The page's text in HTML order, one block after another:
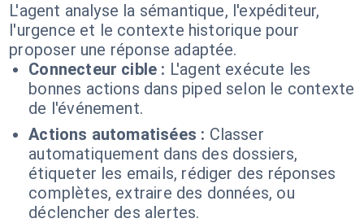
L'agent analyse la sémantique, l'expéditeur,
l'urgence et le contexte historique pour
proposer une réponse adaptée.
Connecteur cible : L'agent exécute les
bonnes actions dans piped selon le contexte
de l'événement.
Actions automatisées : Classer
automatiquement dans des dossiers,
étiqueter les emails, rédiger des réponses
complètes, extraire des données, ou
déclencher des alertes.